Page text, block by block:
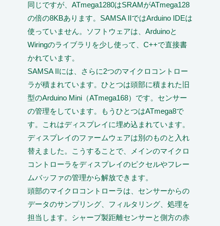
同じですが、ATmega1280はSRAMがATmega128
の倍の8KBあります。SAMSA IIではArduino IDEは
使っていません。ソフトウェアは、Arduinoと
Wiringのライブラリを少し使って、C++で直接書
かれています。
SAMSA IIには、さらに2つのマイクロコントロー
ラが積まれています。ひとつは頭部に積まれた旧
型のArduino Mini（ATmega168）です。センサー
の管理をしています。もうひとつはATmega8で
す。これはディスプレイに埋め込まれています。
ディスプレイのファームウェアは別のものと入れ
替えました。こうすることで、メインのマイクロ
コントローラをディスプレイのピクセルやフレー
ムバッファの管理から解放できます。
頭部のマイクロコントローラは、センサーからの
データのサンプリング、フィルタリング、処理を
担当します。シャープ製距離センサーと側方の赤